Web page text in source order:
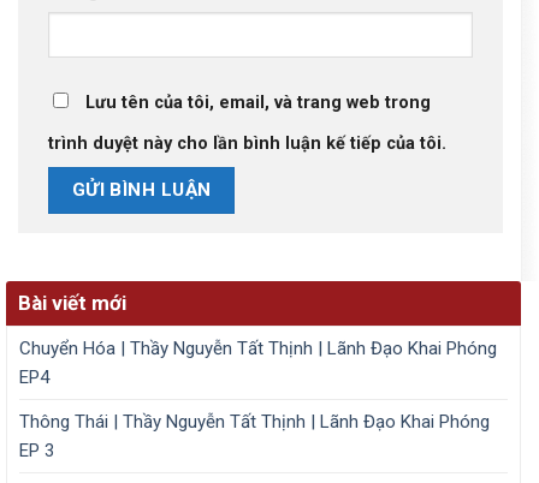
Lưu tên của tôi, email, và trang web trong
trình duyệt này cho lần bình luận kế tiếp của tôi.
Bài viết mới
Chuyển Hóa | Thầy Nguyễn Tất Thịnh | Lãnh Đạo Khai Phóng
EP4
Thông Thái | Thầy Nguyễn Tất Thịnh | Lãnh Đạo Khai Phóng
EP 3